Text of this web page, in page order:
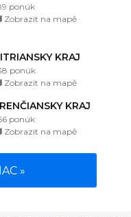
ponúk
Zobrazit na mapě
KRAJ
ponúk
Zobrazit na mapě
KRAJ
ponúk
Zobrazit na mapě
»